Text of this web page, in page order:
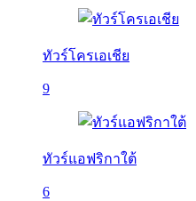
ทัวร์โครเอเชีย
9
ทัวร์แอฟริกาใต้
6